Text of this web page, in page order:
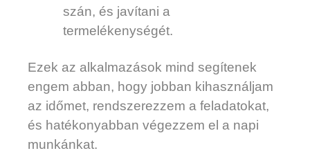
szán, és javítani a
termelékenységét.
Ezek az alkalmazások mind segítenek
engem abban, hogy jobban kihasználjam
az időmet, rendszerezzem a feladatokat,
és hatékonyabban végezzem el a napi
munkánkat.